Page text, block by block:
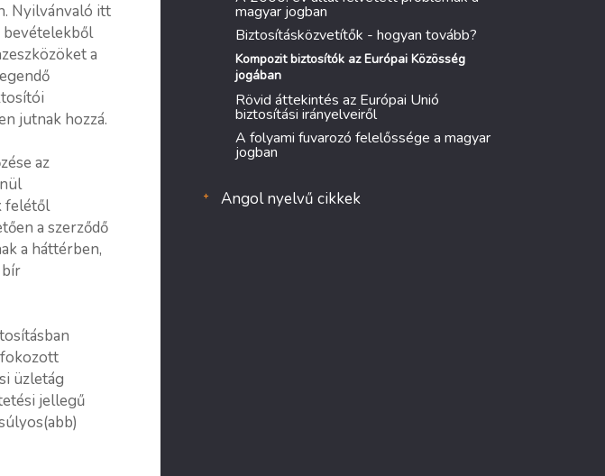
Nyilvánvaló itt
bevételekből
a
jutnak hozzá.
az
felétől
a szerződő
a háttérben,
üzletág
jellegű
magyar jogban
Biztosításközvetítők - hogyan tovább?
Kompozit biztosítók az Európai Közösség
jogában
Rövid áttekintés az Európai Unió
biztosítási irányelveiről
A folyami fuvarozó felelőssége a magyar
jogban
Angol nyelvű cikkek